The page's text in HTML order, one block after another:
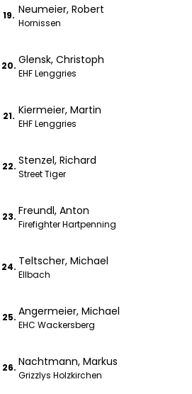
19. Neumeier, Robert
Hornissen
20. Glensk, Christoph
EHF Lenggries
21. Kiermeier, Martin
EHF Lenggries
22. Stenzel, Richard
Street Tiger
23. Freundl, Anton
Firefighter Hartpenning
24. Teltscher, Michael
Ellbach
25. Angermeier, Michael
EHC Wackersberg
26. Nachtmann, Markus
Grizzlys Holzkirchen